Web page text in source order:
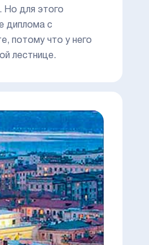
Но для этого
диплома с
потому что у него
лестнице.